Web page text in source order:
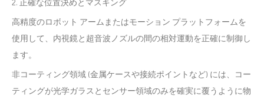
高精度のロボット アームまたはモーション プラットフォームを
使用して、内視鏡と超音波ノズルの間の相対運動を正確に制御し
ます。
非コーティング領域 (金属ケースや接続ポイントなど) には、コー
ティングが光学ガラスとセンサー領域のみを確実に覆うように物